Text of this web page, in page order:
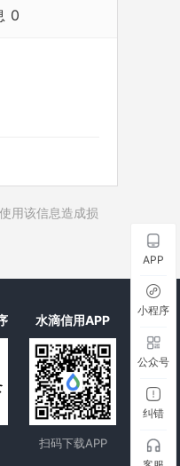
0
用该信息造成损
水滴信用APP
扫码下载APP
APP
小程序
公众号
纠错